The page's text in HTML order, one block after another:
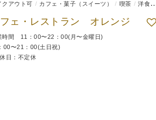
クアウト可 カフェ・菓子（スイーツ） 喫茶 洋食
ェ・レストラン オレンジ
時間 11：00〜22：00(月〜金曜日)
00〜21：00(土日祝)
日：不定休